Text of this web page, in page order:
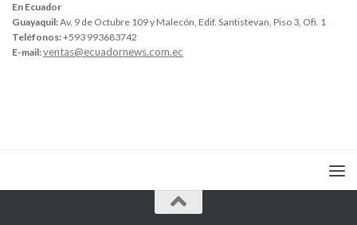
En Ecuador
Guayaquil:Av. 9 de Octubre 109 y Malecón, Edif. Santistevan, Piso 3, Ofi. 1
Teléfonos:+593 993683742
E-mail:ventas@ecuadornews.com.ec